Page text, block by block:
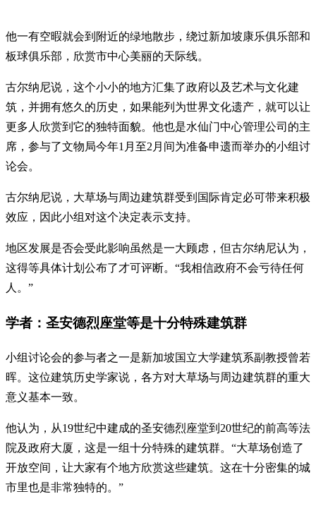
他一有空暇就会到附近的绿地散步，绕过新加坡康乐俱乐部和
板球俱乐部，欣赏市中心美丽的天际线。
古尔纳尼说，这个小小的地方汇集了政府以及艺术与文化建
筑，并拥有悠久的历史，如果能列为世界文化遗产，就可以让
更多人欣赏到它的独特面貌。他也是水仙门中心管理公司的主
席，参与了文物局今年1月至2月间为准备申遗而举办的小组讨
论会。
古尔纳尼说，大草场与周边建筑群受到国际肯定必可带来积极
效应，因此小组对这个决定表示支持。
地区发展是否会受此影响虽然是一大顾虑，但古尔纳尼认为，
这得等具体计划公布了才可评断。“我相信政府不会亏待任何
人。”
学者：圣安德烈座堂等是十分特殊建筑群
小组讨论会的参与者之一是新加坡国立大学建筑系副教授曾若
晖。这位建筑历史学家说，各方对大草场与周边建筑群的重大
意义基本一致。
他认为，从19世纪中建成的圣安德烈座堂到20世纪的前高等法
院及政府大厦，这是一组十分特殊的建筑群。“大草场创造了
开放空间，让大家有个地方欣赏这些建筑。这在十分密集的城
市里也是非常独特的。”